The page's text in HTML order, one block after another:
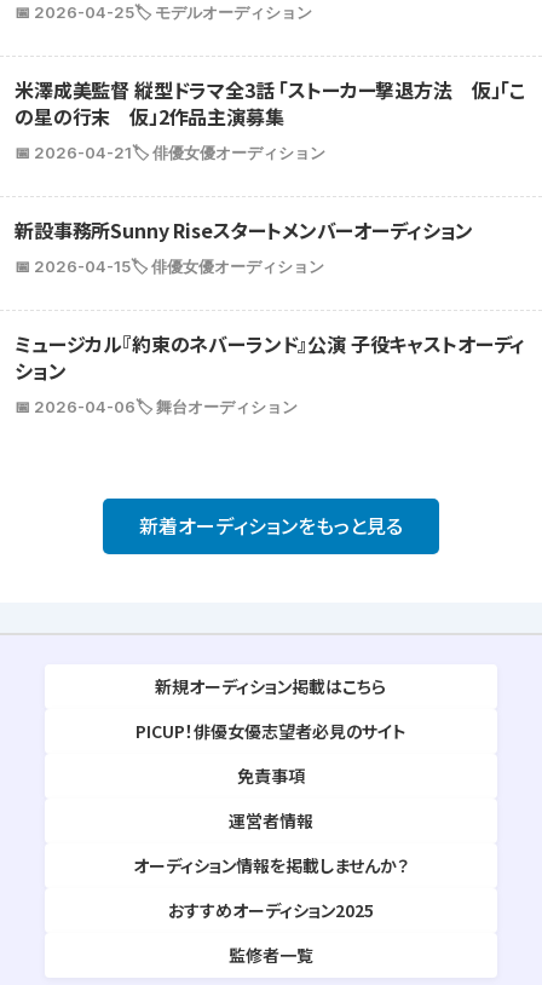
📅 2026-04-25🏷️ モデルオーディション
米澤成美監督 縦型ドラマ全3話 「ストーカー撃退方法 仮」「こ
の星の行末 仮」2作品主演募集
📅 2026-04-21🏷️ 俳優女優オーディション
新設事務所Sunny Riseスタートメンバーオーディション
📅 2026-04-15🏷️ 俳優女優オーディション
ミュージカル『約束のネバーランド』公演 子役キャストオーディ
ション
📅 2026-04-06🏷️ 舞台オーディション
新着オーディションをもっと見る
新規オーディション掲載はこちら
PICUP！俳優女優志望者必見のサイト
免責事項
運営者情報
オーディション情報を掲載しませんか？
おすすめオーディション2025
監修者一覧